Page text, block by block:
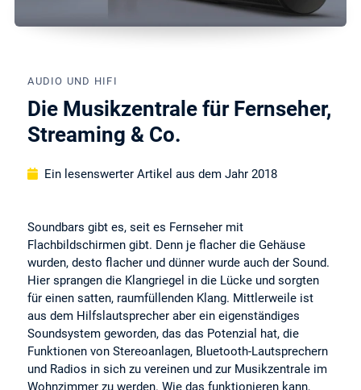
AUDIO UND HIFI
Die Musikzentrale für Fernseher,
Streaming & Co.
Ein lesenswerter Artikel aus dem Jahr 2018
Soundbars gibt es, seit es Fernseher mit
Flachbildschirmen gibt. Denn je flacher die Gehäuse
wurden, desto flacher und dünner wurde auch der Sound.
Hier sprangen die Klangriegel in die Lücke und sorgten
für einen satten, raumfüllenden Klang. Mittlerweile ist
aus dem Hilfslautsprecher aber ein eigenständiges
Soundsystem geworden, das das Potenzial hat, die
Funktionen von Stereoanlagen, Bluetooth-Lautsprechern
und Radios in sich zu vereinen und zur Musikzentrale im
Wohnzimmer zu werden. Wie das funktionieren kann,